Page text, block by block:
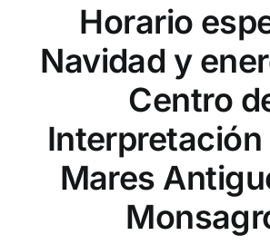
Horario
Navidad y
Centro
Interpretación
Mares